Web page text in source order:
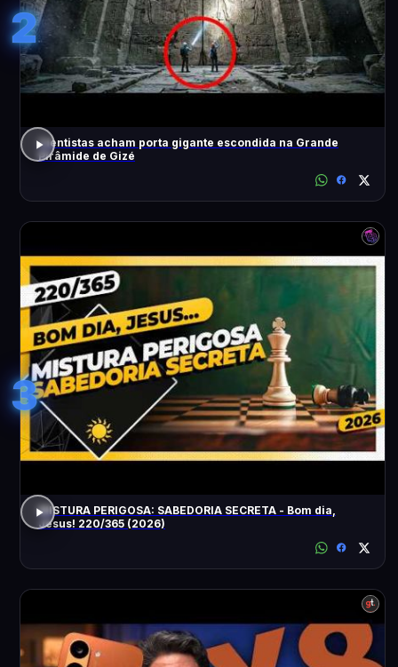
2
Cientistas acham porta gigante escondida na Grande
Pirâmide de Gizé
3
MISTURA PERIGOSA: SABEDORIA SECRETA - Bom dia,
Jesus! 220/365 (2026)